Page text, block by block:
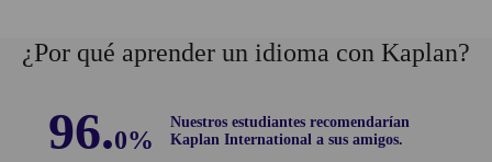
¿Por qué aprender un idioma con Kaplan?
96.0%
Nuestros estudiantes recomendarían
Kaplan International a sus amigos.